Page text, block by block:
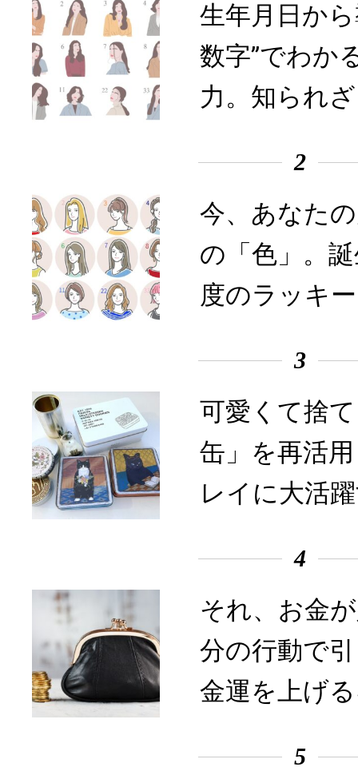
生年月日か
数字”でわか
力。知られ
2
今、あなた
の「色」。
度のラッキ
3
可愛くて捨
缶」を再活
レイに大活
4
それ、お金
分の行動で
金運を上げ
5